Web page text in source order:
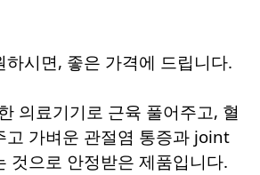
하시면, 좋은 가격에 드립니다.
의료기기로 근육 풀어주고, 혈
고 가벼운 관절염 통증과 joint
것으로 안정받은 제품입니다.